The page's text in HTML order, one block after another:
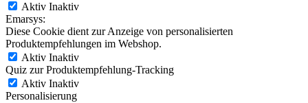
Aktiv Inaktiv
Emarsys:
Diese Cookie dient zur Anzeige von personalisierten
Produktempfehlungen im Webshop.
Aktiv Inaktiv
Quiz zur Produktempfehlung-Tracking
Aktiv Inaktiv
Personalisierung